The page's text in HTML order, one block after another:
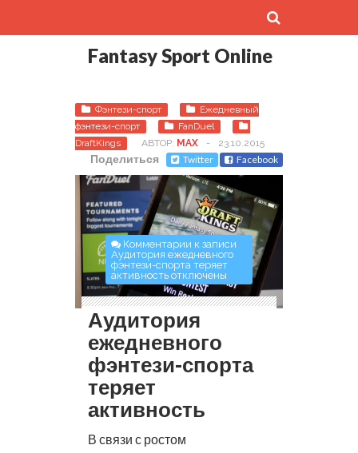
Fantasy Sport Online
Фэнтези-спорт
Ежедневный
фэнтези-спорт
FanDuel
DraftKings
АВТОР: MAX - 23.10.2015
Поделиться Twitter Facebook
Комментарии к записи
Аудитория ежедневного
фэнтези-спорта теряет
активность отключены
Аудитория
ежедневного
фэнтези-спорта
теряет
активность
В связи с ростом